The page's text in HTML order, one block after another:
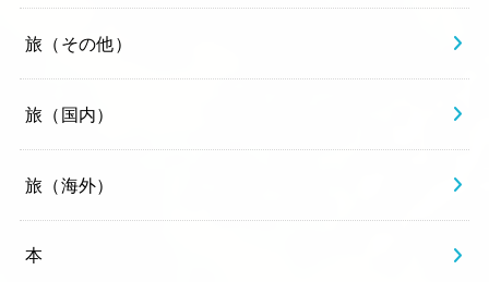
旅（その他）
旅（国内）
旅（海外）
本